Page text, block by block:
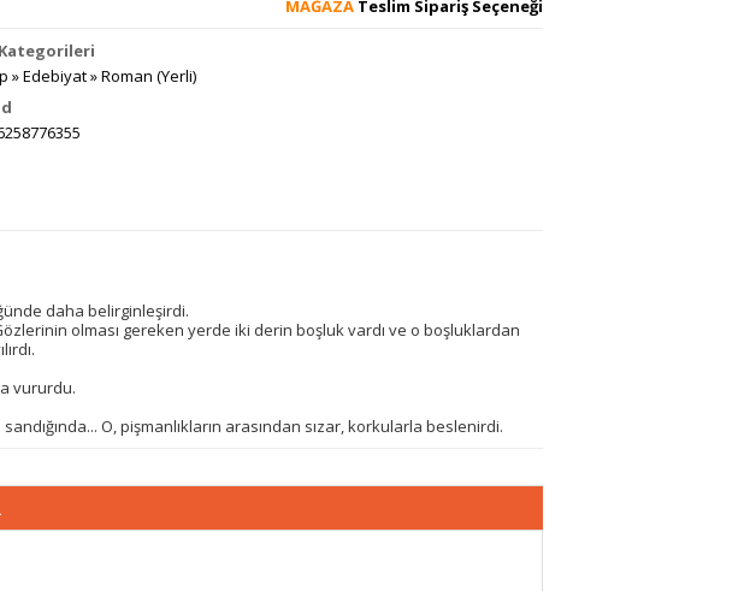
MAĞAZA Teslim Sipariş Seçeneği
»Edebiyat»Roman (Yerli)
daha belirginleşirdi.
olması gereken yerde iki derin boşluk vardı ve o boşluklardan
vururdu.
O, pişmanlıkların arasından sızar, korkularla beslenirdi.